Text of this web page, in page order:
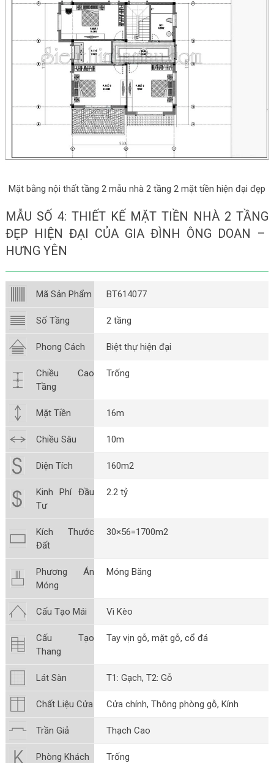
Mặt bằng nội thất tầng 2 mẫu nhà 2 tầng 2 mặt tiền hiện đại đẹp
MẪU SỐ 4: THIẾT KẾ MẶT TIỀN NHÀ 2 TẦNG
ĐẸP HIỆN ĐẠI CỦA GIA ĐÌNH ÔNG DOAN –
HƯNG YÊN
Mã Sản Phẩm BT614077
Số Tầng 2 tầng
Phong Cách Biệt thự hiện đại
Chiều Cao
Tầng
Trống
Mặt Tiền 16m
Chiều Sâu 10m
Diện Tích 160m2
Kinh Phí Đầu
Tư
2.2 tỷ
Kích Thước
Đất
30×56=1700m2
Phương Án
Móng
Móng Băng
Cấu Tạo Mái Vì Kèo
Cấu Tạo
Thang
Tay vịn gỗ, mặt gỗ, cổ đá
Lát Sàn T1: Gạch, T2: Gỗ
Chất Liệu Cửa Cửa chính, Thông phòng gỗ, Kính
Trần Giả Thạch Cao
Phòng Khách Trống